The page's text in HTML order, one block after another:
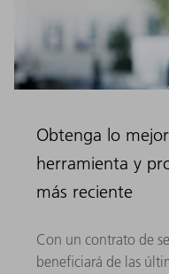
Obtenga lo
herramienta y
más reciente
Con un contrato de
beneficiará de las